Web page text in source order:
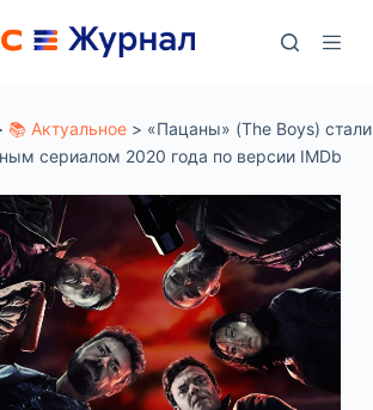
📚 Актуальное > «Пацаны» (The Boys) стали
сериалом 2020 года по версии IMDb